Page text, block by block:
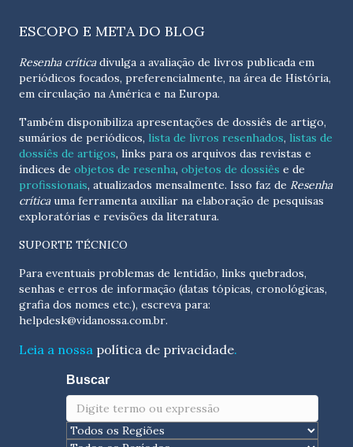
ESCOPO E META DO BLOG
Resenha críticadivulga a avaliação de livros publicada em
periódicos focados, preferencialmente, na área de História,
em circulação na América e na Europa.
Também disponibiliza apresentações de dossiês de artigo,
sumários de periódicos, lista de livros resenhados, listas de
dossiês de artigos, links para os arquivos das revistas e
índices de objetos de resenha, objetos de dossiês e de
profissionais, atualizados mensalmente. Isso faz de Resenha
críticauma ferramenta auxiliar na elaboração de pesquisas
exploratórias e revisões da literatura.
SUPORTE TÉCNICO
Para eventuais problemas de lentidão, links quebrados,
senhas e erros de informação (datas tópicas, cronológicas,
helpdesk@vidanossa.com.br.
Leia a nossa política de privacidade.
Buscar